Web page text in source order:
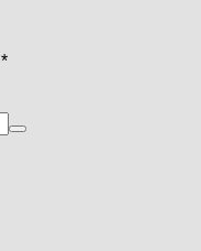
*Erforderlich